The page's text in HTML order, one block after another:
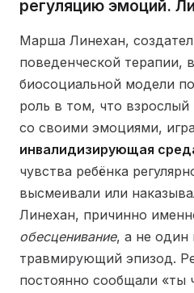
регуляцию эмоций.
Марша Линехан,
поведенческой терапии,
биосоциальной модели
роль в том, что взрослый
со своими эмоциями,
инвалидизирующая
чувства ребёнка
высмеивали или
Линехан, причинно
обесценивание, а не один
травмирующий эпизод.
постоянно сообщали «ты